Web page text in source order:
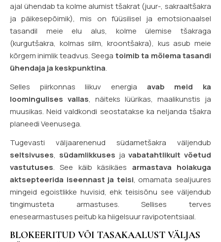
ajal ühendab ta kolme alumist tšakrat (juur-, sakraaltšakra
ja päikesepõimik), mis on füüsilisel ja emotsionaalsel
tasandil meie elu alus, kolme ülemise tšakraga
(kurgutšakra, kolmas silm, kroontšakra), kus asub meie
kõrgem inimlik teadvus. Seega toimib ta mõlema tasandi
ühendaja ja keskpunktina.
Selles piirkonnas liikuv energia avab meid ka
loomingulises vallas, näiteks lüürikas, maalikunstis ja
muusikas. Neid valdkondi seostatakse ka neljanda tšakra
planeedi Veenusega.
Tugevasti väljaarenenud südametšakra väljendub
seltsivuses, südamlikkuses javabatahtlikult võetud
vastutuses. See käib käsikäes armastava hoiakuga
aktsepteerida iseennast ja teisi, omamata sealjuures
mingeid egoistlikke huvisid, ehk teisisõnu see väljendub
tingimusteta armastuses. Sellises terves
enesearmastuses peitub ka hiigelsuur ravipotentsiaal.
BLOKEERITUD VÕI TASAKAALUST VÄLJAS